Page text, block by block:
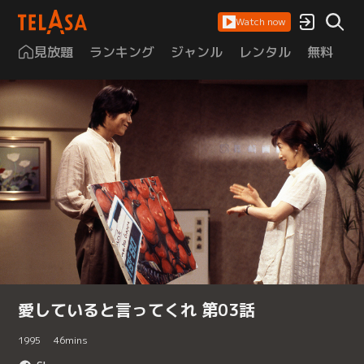
Watch now
見放題 ランキング ジャンル レンタル 無料
愛していると言ってくれ 第03話
1995 46mins